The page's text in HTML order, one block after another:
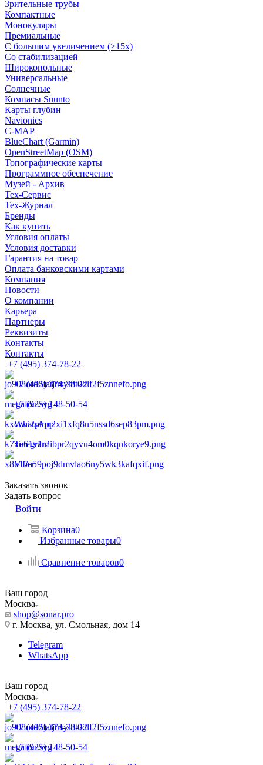
Зрительные трубы
Компактные
Монокуляры
Премиальные
С большим увеличением (>15x)
Со стабилизацией
Широкопольные
Универсальные
Солнечные
Компасы Suunto
Карты глубин
Navionics
C-MAP
BlueChart (Garmin)
OpenStreetMap (OSM)
Топографические карты
Программное обеспечение
Музей - Архив
Tex-Сервис
Тех-Журнал
Бренды
Как купить
Условия оплаты
Условия доставки
Гарантия на товар
Оплата банковскими картами
Компания
Новости
О компании
Карьера
Партнеры
Реквизиты
Контакты
Контакты
+7 (495) 374-78-22
+7 (495) 374-78-22
+7 (925) 148-50-54
WhatsApp
Telegram
Viber
Заказать звонок
Задать вопрос
Войти
Корзина0
Избранные товары0
Сравнение товаров0
Ваш город
Москва
shop@sonar.pro
г. Москва, ул. Смольная, дом 14
Telegram
WhatsApp
Ваш город
Москва
+7 (495) 374-78-22
+7 (495) 374-78-22
+7 (925) 148-50-54